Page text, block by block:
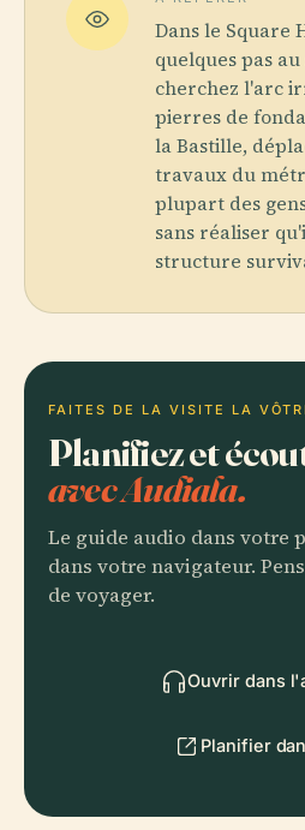
Dans le Square
quelques pas
cherchez l'arc
pierres de
la Bastille,
travaux du
plupart des
sans réaliser
structure
FAITES DE LA VISITE LA
Planifiez et
avec Audiala.
Le guide audio dans votre
dans votre navigateur.
de voyager.
Ouvrir dans
Planifier